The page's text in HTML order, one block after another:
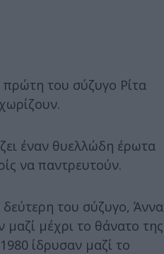
του σύζυγο Ρίτα
έναν θυελλώδη έρωτα
να παντρευτούν.
του σύζυγο, Άννα
μέχρι το θάνατο της
ίδρυσαν μαζί το